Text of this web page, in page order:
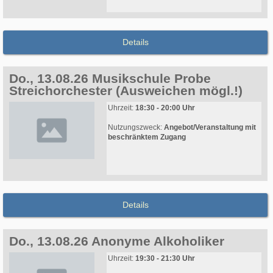
Details
Do., 13.08.26 Musikschule Probe
Streichorchester (Ausweichen mögl.!)
Uhrzeit: 18:30 - 20:00 Uhr
Nutzungszweck: Angebot/Veranstaltung mit
beschränktem Zugang
Details
Do., 13.08.26 Anonyme Alkoholiker
Uhrzeit: 19:30 - 21:30 Uhr